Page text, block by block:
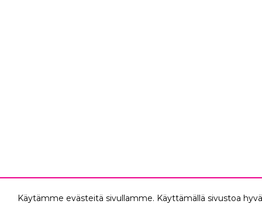
Käytämme evästeitä sivullamme. Käyttämällä sivustoa